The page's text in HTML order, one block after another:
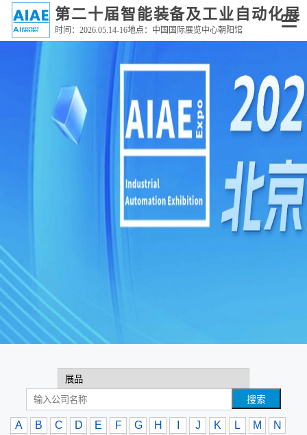
#gallery{ margin: 0 auto; }第二十届智能装备及工业自动化展
时间：2026.05.14-16地点：中国国际展览中心朝阳馆
搜索
A B C D E F G H J K L M
N